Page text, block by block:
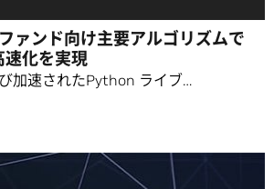
ァンド向け主要アルゴリズムで
化を実現
加速されたPython ライブ…